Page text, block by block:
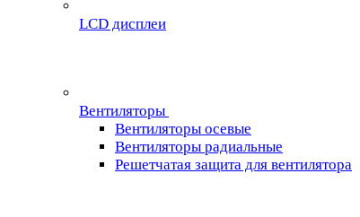
LCD дисплеи
Вентиляторы
Вентиляторы осевые
Вентиляторы радиальные
Решетчатая защита для вентилятора